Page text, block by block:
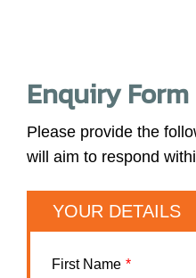
Enquiry Form
Please provide the
will aim to respond
YOUR DETAILS
First Name